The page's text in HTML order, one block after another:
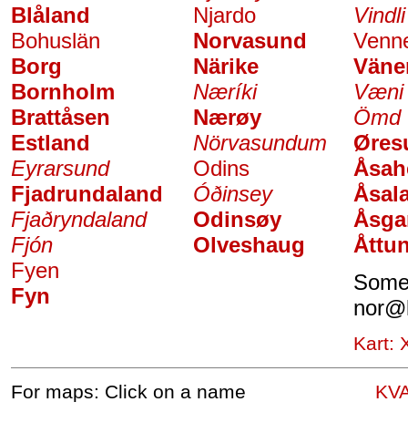
Blåland
Bohuslän
Borg
Bornholm
Brattåsen
Estland
Eyrarsund
Fjadrundaland
Fjaðryndaland
Fjón
Fyen
Fyn
Njardo
Norvasund
Närike
Næríki
Nærøy
Nörvasundum
Odins
Óðinsey
Odinsøy
Olveshaug
Vindli
Væni
Ömd
nor@
Kart:
For maps: Click on a name